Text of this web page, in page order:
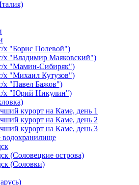
х "Борис Полевой")
х "Владимир Маяковский")
х "Мамин-Сибиряк")
х "Михаил Кутузов")
х "Павел Бажов")
х "Юрий Никулин")
курорт на Каме, день 1
курорт на Каме, день 2
курорт на Каме, день 3
водохранилище
(Соловецкие острова)
(Соловки)